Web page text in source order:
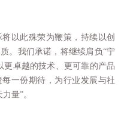
以此殊荣为鞭策，持续以创
。我们承诺，将继续肩负“宁
更卓越的技术、更可靠的产品
一份期待，为行业发展与社
量”。